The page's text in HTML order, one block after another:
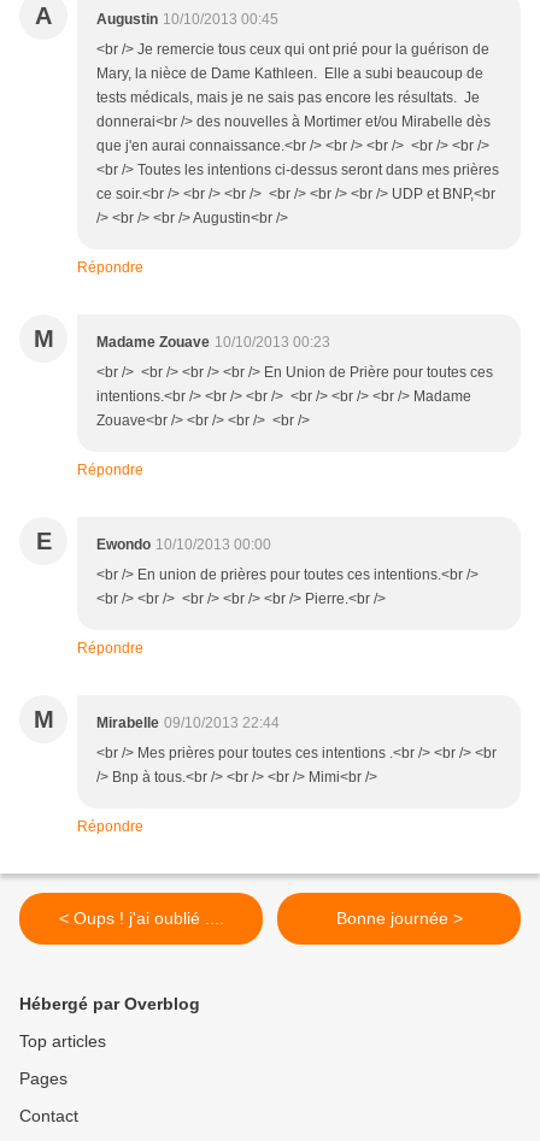
A Augustin 10/10/2013 00:45
<br /> Je remercie tous ceux qui ont prié pour la guérison de
Mary, la nièce de Dame Kathleen. Elle a subi beaucoup de
tests médicals, mais je ne sais pas encore les résultats. Je
donnerai<br /> des nouvelles à Mortimer et/ou Mirabelle dès
que j'en aurai connaissance.<br /> <br /> <br /> <br /> <br />
<br /> Toutes les intentions ci-dessus seront dans mes prières
ce soir.<br /> <br /> <br /> <br /> <br /> <br /> UDP et BNP,<br
/> <br /> <br /> Augustin<br />
Répondre
M Madame Zouave 10/10/2013 00:23
<br /> <br /> <br /> <br /> En Union de Prière pour toutes ces
intentions.<br /> <br /> <br /> <br /> <br /> <br /> Madame
Zouave<br /> <br /> <br /> <br />
Répondre
E Ewondo 10/10/2013 00:00
<br /> En union de prières pour toutes ces intentions.<br />
<br /> <br /> <br /> <br /> <br /> Pierre.<br />
Répondre
M Mirabelle 09/10/2013 22:44
<br /> Mes prières pour toutes ces intentions .<br /> <br /> <br
/> Bnp à tous.<br /> <br /> <br /> Mimi<br />
Répondre
< Oups ! j'ai oublié .... Bonne journée >
Hébergé par Overblog
Top articles
Pages
Contact